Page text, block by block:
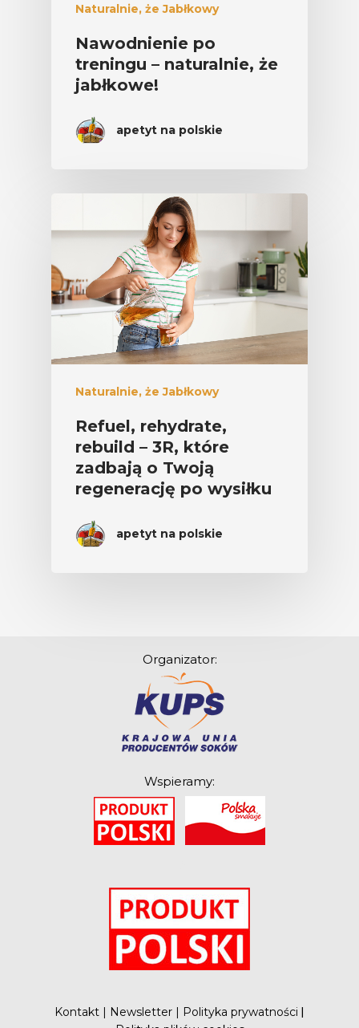
Naturalnie, że Jabłkowy
Nawodnienie po
treningu – naturalnie, że
jabłkowe!
apetyt na polskie
Naturalnie, że Jabłkowy
Refuel, rehydrate,
rebuild – 3R, które
zadbają o Twoją
regenerację po wysiłku
apetyt na polskie
Organizator:
Wspieramy:
Kontakt Newsletter Polityka prywatności